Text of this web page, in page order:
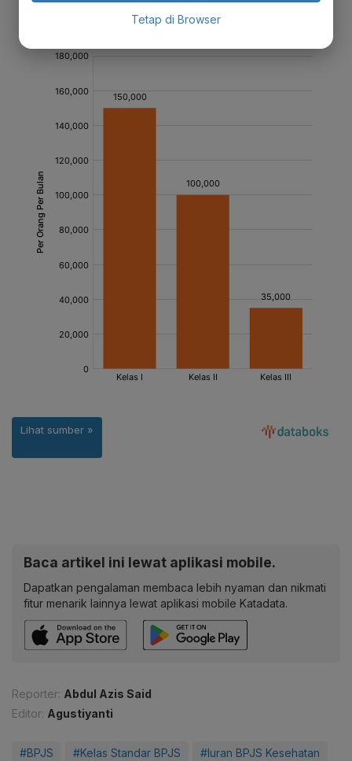
Baca artikel ini lewat aplikasi mobile.
Dapatkan pengalaman membaca lebih nyaman dan nikmati
fitur menarik lainnya lewat aplikasi mobile Katadata.
Reporter: Abdul Azis Said
Editor: Agustiyanti
#BPJS #Kelas Standar BPJS #Iuran BPJS Kesehatan
Tetap di Browser